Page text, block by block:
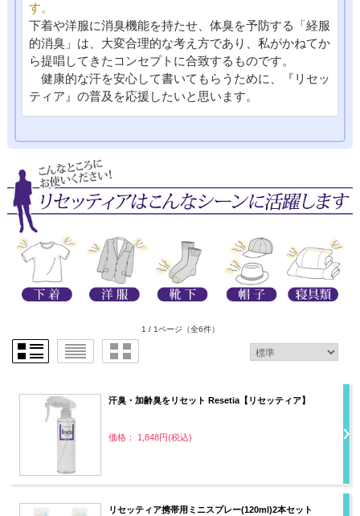
す。
下着や洋服に消臭機能を持たせ、体臭を予防する「経服
的消臭」は、大変合理的な考え方であり、私がかねてか
ら提唱してきたコンセプトに合致するものです。
健康的な汗を安心して書いてもらうために、『リセッ
ティア』の普及を応援したいと思います。
1 / 1ページ （全6件）
汗臭・加齢臭をリセット Resetia【リセッティア】
価格： 1,848円(税込)
リセッティア携帯用ミニスプレー(120ml)2本セット